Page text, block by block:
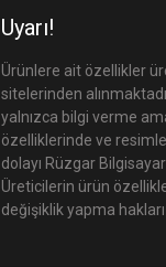
Uyarı!
Ürünlere ait özellikler
sitelerinden
yalnızca bilgi verme
özelliklerinde ve
dolayı Rüzgar
Üreticilerin ürün
değişiklik yapma hakları